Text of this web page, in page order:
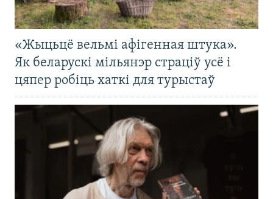
«Жыцьцё вельмі афігенная штука».
Як беларускі мільянэр страціў усё і
цяпер робіць хаткі для турыстаў